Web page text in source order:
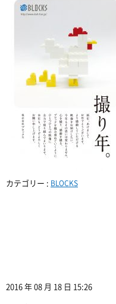
カテゴリー : BLOCKS
2016 年 08 月 18 日 15:26